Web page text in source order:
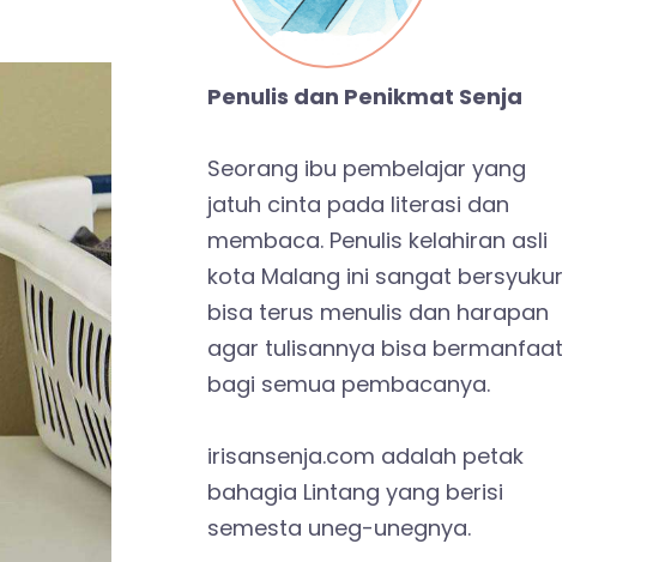
Penulis dan Penikmat Senja
Seorang ibu pembelajar yang
jatuh cinta pada literasi dan
membaca. Penulis kelahiran asli
kota Malang ini sangat bersyukur
bisa terus menulis dan harapan
agar tulisannya bisa bermanfaat
bagi semua pembacanya.
irisansenja.com adalah petak
bahagia Lintang yang berisi
semesta uneg-unegnya.